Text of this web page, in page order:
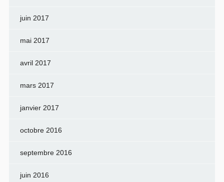
juin 2017
mai 2017
avril 2017
mars 2017
janvier 2017
octobre 2016
septembre 2016
juin 2016